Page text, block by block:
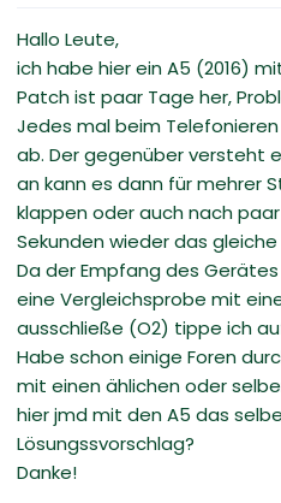
m
Hallo Leute,
ich habe hier ein A5 (2016)
Patch ist paar Tage her,
Jedes mal beim
ab. Der gegenüber versteht
an kann es dann für mehrer
klappen oder auch nach
Sekunden wieder das gleiche
Da der Empfang des
eine Vergleichsprobe mit
ausschließe (O2) tippe ich
Habe schon einige Foren
mit einen ählichen oder
hier jmd mit den A5 das
Lösungssvorschlag?
Danke!